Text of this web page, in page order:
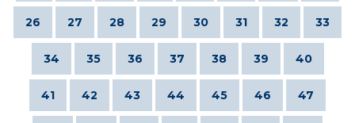
26 27 28 29 30 31 32 33
34 35 36 37 38 39 40
41 42 43 44 45 46 47